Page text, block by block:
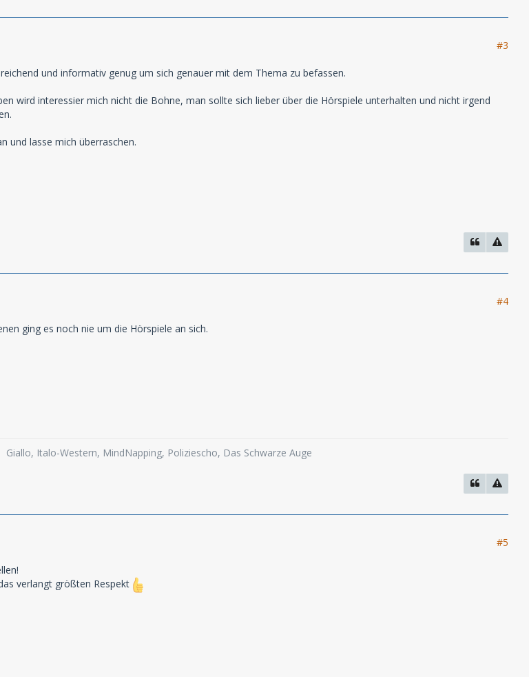
#3
und informativ genug um sich genauer mit dem Thema zu befassen.
wird interessier mich nicht die Bohne, man sollte sich lieber über die Hörspiele unterhalten und nicht irgend
und lasse mich überraschen.
#4
ging es noch nie um die Hörspiele an sich.
Giallo, Italo-Western, MindNapping, Poliziescho, Das Schwarze Auge
#5
verlangt größten Respekt